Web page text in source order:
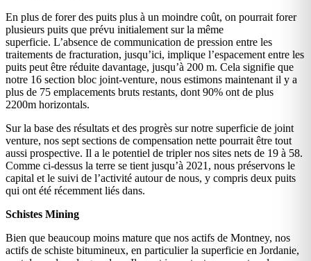
En plus de forer des puits plus à un moindre coût, on pourrait forer
plusieurs puits que prévu initialement sur la même
superficie. L’absence de communication de pression entre les
traitements de fracturation, jusqu’ici, implique l’espacement entre les
puits peut être réduite davantage, jusqu’à 200 m. Cela signifie que
notre 16 section bloc joint-venture, nous estimons maintenant il y a
plus de 75 emplacements bruts restants, dont 90% ont de plus
2200m horizontals.
Sur la base des résultats et des progrès sur notre superficie de joint
venture, nos sept sections de compensation nette pourrait être tout
aussi prospective. Il a le potentiel de tripler nos sites nets de 19 à 58.
Comme ci-dessus la terre se tient jusqu’à 2021, nous préservons le
capital et le suivi de l’activité autour de nous, y compris deux puits
qui ont été récemment liés dans.
Schistes Mining
Bien que beaucoup moins mature que nos actifs de Montney, nos
actifs de schiste bitumineux, en particulier la superficie en Jordanie,